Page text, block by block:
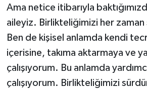
Ama netice itibarıyla
aileyiz. Birlikteliğimizi her
Ben de kişisel anlamda kendi
içerisine, takıma aktarmaya ve
çalışıyorum. Bu anlamda
çalışıyorum. Birlikteliğimizi